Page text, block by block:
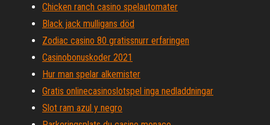
Chicken ranch casino spelautomater
Black jack mulligans död
Zodiac casino 80 gratissnurr erfaringen
Casinobonuskoder 2021
Hur man spelar alkemister
Gratis onlinecasinoslotspel inga nedladdningar
Slot ram azul y negro